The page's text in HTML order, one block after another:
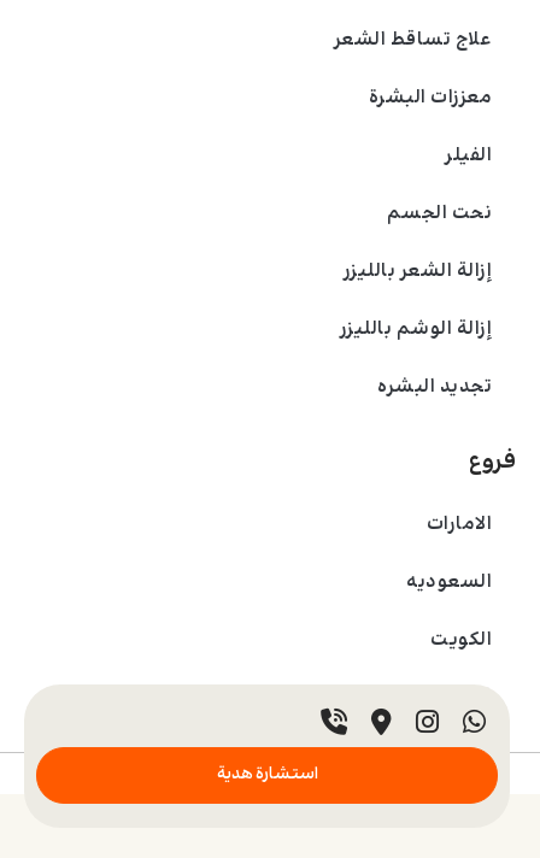
فروع
الامارات
السعودیه
الکویت
قطر
علاج تساقط الشعر
معززات البشرة
الفیلر
نحت الجسم
إزالة الشعر بالليزر
إزالة الوشم بالليزر
تجديد البشره
استشارة هدية